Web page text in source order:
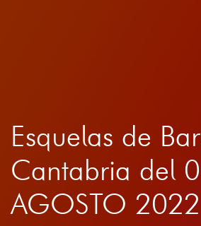
Esquelas de
Cantabria del
AGOSTO 2022